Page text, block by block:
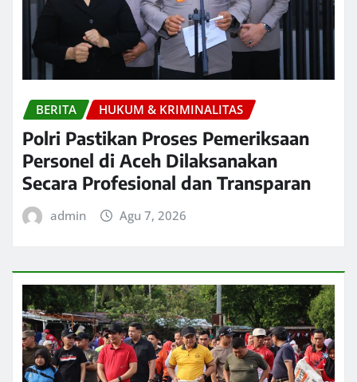
BERITA HUKUM & KRIMINALITAS
Polri Pastikan Proses Pemeriksaan
Personel di Aceh Dilaksanakan
Secara Profesional dan Transparan
admin Agu 7, 2026